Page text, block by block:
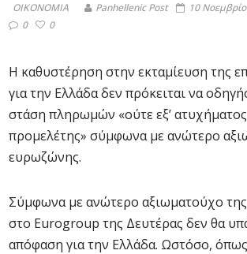
ΟΙΚΟΝΟΜΙΑ Panhellenic Post
10
0
0
Η καθυστέρηση στην εκταμίευση της
για την Ελλάδα δεν πρόκειται να
στάση πληρωμών «ούτε εξ’
προμελέτης» σύμφωνα με ανώτερο
ευρωζώνης.
Σύμφωνα με ανώτερο αξιωματούχο
στο Eurogroup της Δευτέρας δεν θα
απόφαση για την Ελλάδα. Ωστόσο, όπως